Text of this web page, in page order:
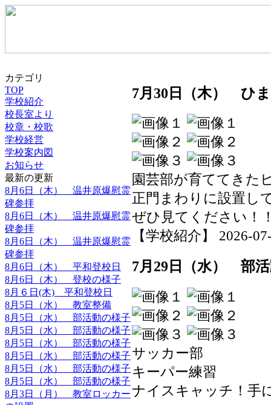
カテゴリ
TOP
学校紹介
校長室より
校章・校歌
学校経営
学校案内図
お知らせ
最新の更新
8月6日（木） 温井原爆慰霊
碑参拝
8月6日（木） 温井原爆慰霊
碑参拝
8月6日（木） 温井原爆慰霊
碑参拝
8月6日（木） 平和登校日
8月6日（木） 登校の様子
8月６日(木) 平和登校日
8月5日（水） 教室整備
8月5日（水） 部活動の様子
8月5日（水） 部活動の様子
8月5日（水） 部活動の様子
8月5日（水） 部活動の様子
8月5日（水） 部活動の様子
8月5日（水） 部活動の様子
8月3日（月） 教室ロッカー
7月30日（木） ひ
園芸部が育ててきた
正門まわりに設置し
ぜひ見てください！
【学校紹介】 2026-
7月29日（水） 部
サッカー部
キーパー練習
ナイスキャッチ！手